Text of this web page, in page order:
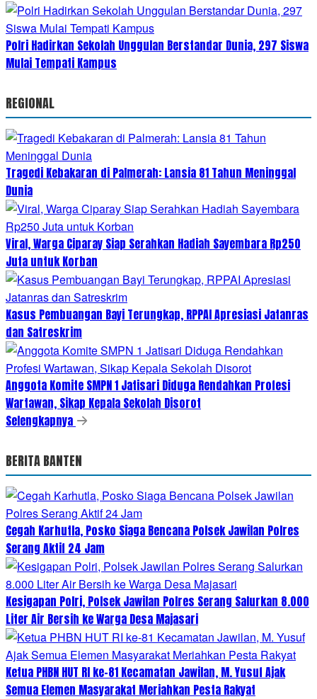
Polri Hadirkan Sekolah Unggulan Berstandar Dunia, 297 Siswa
Mulai Tempati Kampus
REGIONAL
Tragedi Kebakaran di Palmerah: Lansia 81 Tahun Meninggal
Dunia
Viral, Warga Ciparay Siap Serahkan Hadiah Sayembara Rp250
Juta untuk Korban
Kasus Pembuangan Bayi Terungkap, RPPAI Apresiasi Jatanras
dan Satreskrim
Anggota Komite SMPN 1 Jatisari Diduga Rendahkan Profesi
Wartawan, Sikap Kepala Sekolah Disorot
Selengkapnya
BERITA BANTEN
Cegah Karhutla, Posko Siaga Bencana Polsek Jawilan Polres
Serang Aktif 24 Jam
Kesigapan Polri, Polsek Jawilan Polres Serang Salurkan 8.000
Liter Air Bersih ke Warga Desa Majasari
Ketua PHBN HUT RI ke-81 Kecamatan Jawilan, M. Yusuf Ajak
Semua Elemen Masyarakat Meriahkan Pesta Rakyat